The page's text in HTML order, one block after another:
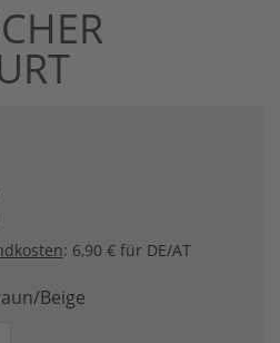
: 6,90 € für DE/AT
beige